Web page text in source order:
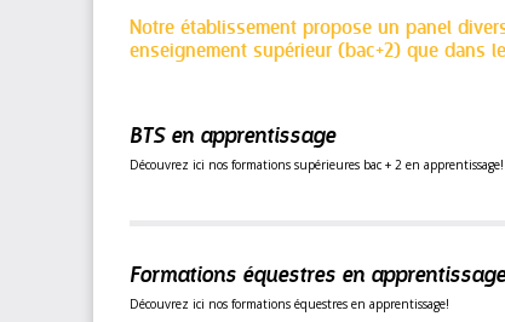
Notre établissement propose un panel
enseignement supérieur (bac+2) que dans
BTS en apprentissage
Découvrez ici nos formations supérieures bac + 2 en apprentissage!
Formations équestres en apprentissage
Découvrez ici nos formations équestres en apprentissage!